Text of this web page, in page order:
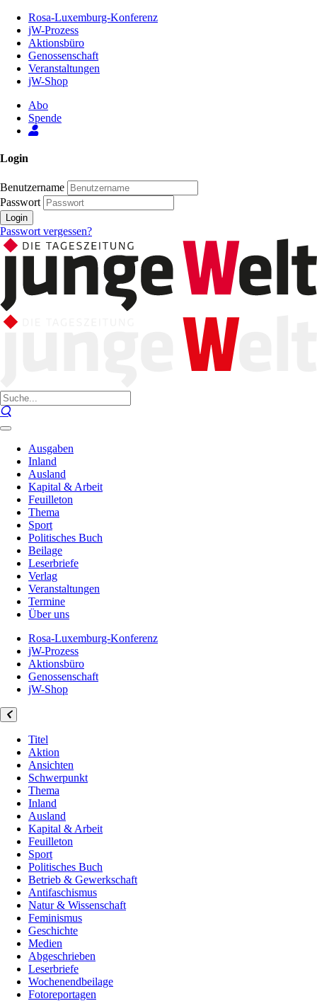
Inhalt
Seite
Rosa-Luxemburg-Konferenz
jW-Prozess
Aktionsbüro
Genossenschaft
Veranstaltungen
jW-Shop
Abo
Spende
Login
Benutzername
Passwort
Login
Passwort vergessen?
Ausgaben
Inland
Ausland
Kapital & Arbeit
Feuilleton
Thema
Sport
Politisches Buch
Beilage
Leserbriefe
Verlag
Veranstaltungen
Termine
Über uns
Rosa-Luxemburg-Konferenz
jW-Prozess
Aktionsbüro
Genossenschaft
jW-Shop
Titel
Aktion
Ansichten
Schwerpunkt
Thema
Inland
Ausland
Kapital & Arbeit
Feuilleton
Sport
Politisches Buch
Betrieb & Gewerkschaft
Antifaschismus
Natur & Wissenschaft
Feminismus
Geschichte
Medien
Abgeschrieben
Leserbriefe
Wochenendbeilage
Fotoreportagen